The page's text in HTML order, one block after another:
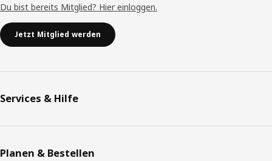
Du bist bereits Mitglied? Hier einloggen.
Jetzt Mitglied werden
Services & Hilfe
Planen & Bestellen